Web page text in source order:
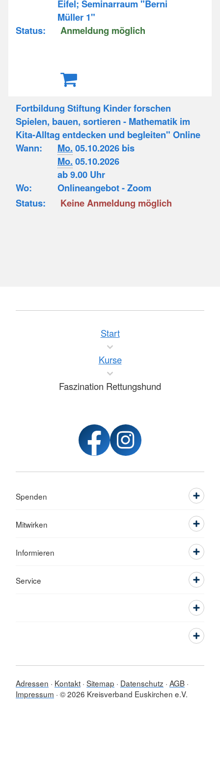
Eifel; Seminarraum "Berni
Müller 1"
Status:
Anmeldung möglich
Fortbildung Stiftung Kinder forschen
Spielen, bauen, sortieren - Mathematik im
Kita-Alltag entdecken und begleiten" Online
Wann:
Mo. 05.10.2026 bis
Mo. 05.10.2026
ab 9.00 Uhr
Wo:
Onlineangebot - Zoom
Status:
Keine Anmeldung möglich
Start
Kurse
Faszination Rettungshund
Spenden
Mitwirken
Informieren
Service
Adressen Kontakt Sitemap Datenschutz AGB
Impressum © 2026 Kreisverband Euskirchen e.V.